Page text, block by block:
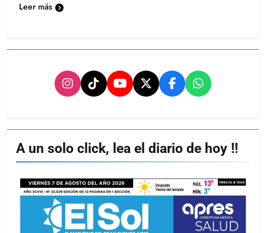
Leer más
A un solo click, lea el diario de hoy !!